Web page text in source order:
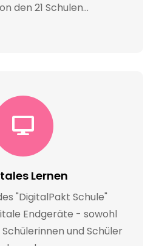
den 21 Schulen…
Lernen
"DigitalPakt Schule"
Endgeräte - sowohl
und Schüler